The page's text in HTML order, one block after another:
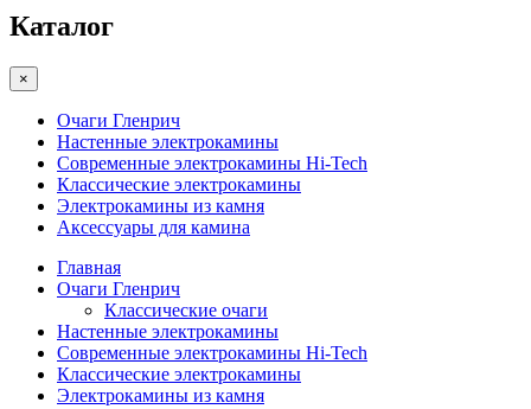
Каталог
×
Очаги Гленрич
Настенные электрокамины
Современные электрокамины Hi-Tech
Классические электрокамины
Электрокамины из камня
Аксессуары для камина
Главная
Очаги Гленрич
Классические очаги
Настенные электрокамины
Современные электрокамины Hi-Tech
Классические электрокамины
Электрокамины из камня